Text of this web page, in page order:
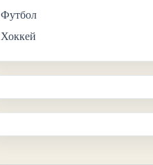
Футбол
Хоккей